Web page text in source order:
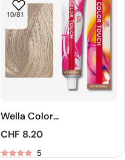
Wella Color
Touch Rich
Naturals Demi-
permanente
Prix
CHF 8.20
5